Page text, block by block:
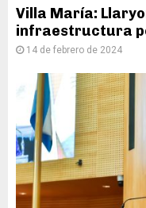
Villa María:
infraestructura
14 de febrero de 2024